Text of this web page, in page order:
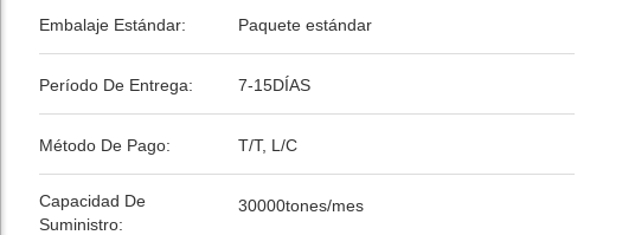
Embalaje Estándar: Paquete estándar
Período De Entrega: 7-15DÍAS
Método De Pago: T/T, L/C
Capacidad De
Suministro:
30000tones/mes